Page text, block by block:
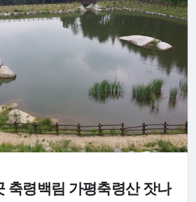
축령백림 가평축령산 잣나